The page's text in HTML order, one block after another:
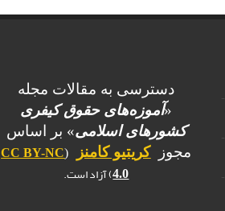
دسترسی به مقالات مجله
«آموزه‌های حقوق کیفری
کشورهای اسلامی» بر اساس
مجوزکریتیو کامنز (
CC BY-NC
4.0) آزاد است.